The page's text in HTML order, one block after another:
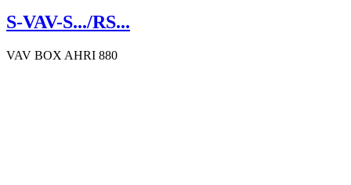
S-VAV-S.../RS...
VAV BOX AHRI 880